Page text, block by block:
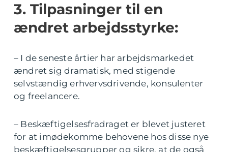
3. Tilpasninger til en
ændret arbejdsstyrke:
– I de seneste årtier har arbejdsmarkedet
ændret sig dramatisk, med stigende
selvstændig erhvervsdrivende, konsulenter
og freelancere.
– Beskæftigelsesfradraget er blevet justeret
for at imødekomme behovene hos disse nye
beskæftigelsesgrupper og sikre, at de også